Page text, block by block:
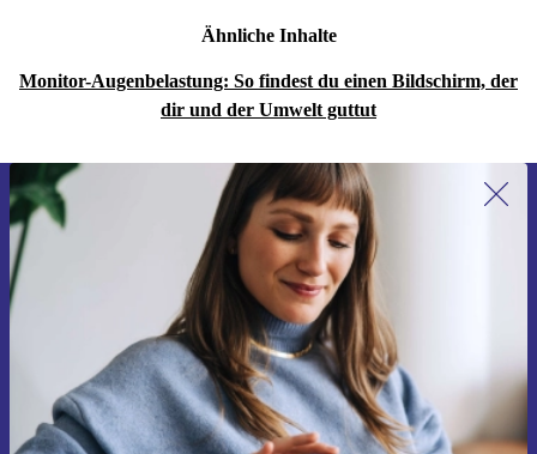
Ähnliche Inhalte
Monitor-Augenbelastung: So findest du einen Bildschirm, der
dir und der Umwelt guttut
Erstmals zum Newsletter anmelden,
15 € sparen!
Verpasse kein Angebot mehr.
Gutschein anfordern
Informationen über die Verwendung personenbezogener Daten findest